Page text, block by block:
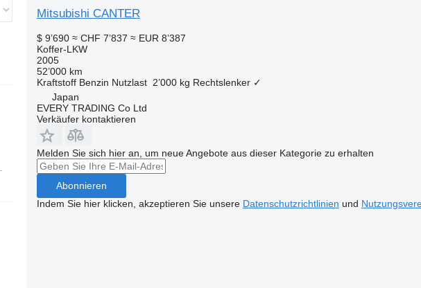
Mitsubishi CANTER
$ 9’690 ≈ CHF 7’837 ≈ EUR 8’387
Koffer-LKW
2005
52’000 km
Kraftstoff Benzin Nutzlast 2’000 kg Rechtslenker ✓
Japan
EVERY TRADING Co Ltd
Verkäufer kontaktieren
Melden Sie sich hier an, um neue Angebote aus dieser Kategorie zu erhalten
Abonnieren
Indem Sie hier klicken, akzeptieren Sie unsere Datenschutzrichtlinien und